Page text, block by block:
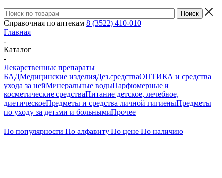
Справочная по аптекам 8 (3522) 410-010
Главная
-
Каталог
-
Лекарственные препараты
БАДМедицинские изделияДез.средстваОПТИКА и средства
ухода за нейМинеральные водыПарфюмерные и
косметические средстваПитание детское, лечебное,
диетическоеПредметы и средства личной гигиеныПредметы
по уходу за детьми и больнымиПрочее
По популярности По алфавиту По цене По наличию